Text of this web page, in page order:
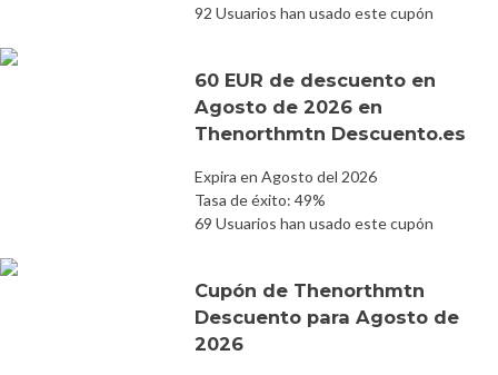
92 Usuarios han usado este cupón
60 EUR de descuento en
Agosto de 2026 en
Thenorthmtn Descuento.es
Expira en Agosto del 2026
Tasa de éxito: 49%
69 Usuarios han usado este cupón
Cupón de Thenorthmtn
Descuento para Agosto de
2026